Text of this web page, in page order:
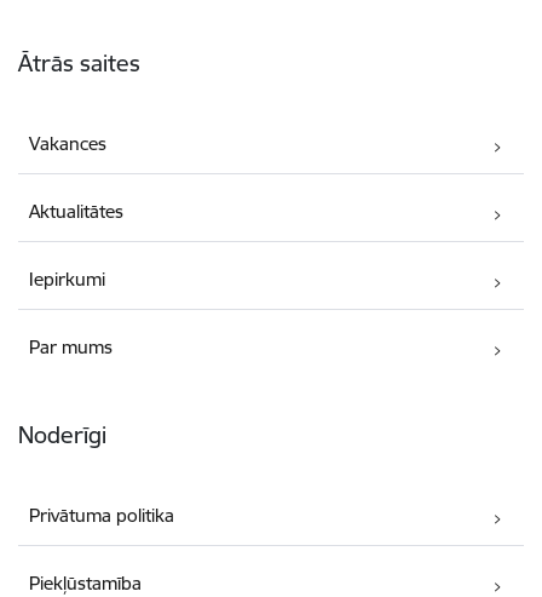
Ātrās saites
Vakances
Aktualitātes
Iepirkumi
Par mums
Noderīgi
Privātuma politika
Piekļūstamība